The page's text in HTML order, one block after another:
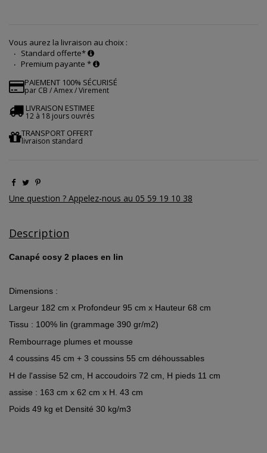
Vous aurez la livraison au choix :
Standard offerte*
Premium payante *
PAIEMENT 100% SÉCURISÉ
par CB / Amex / Virement
LIVRAISON ESTIMEE
12 à 18 jours ouvrés
TRANSPORT OFFERT
livraison standard
Une question ? Appelez-nous au 05 59 19 10 38
Description
Canapé cosy 2 places en lin
Dimensions :
Largeur 182 cm x Profondeur 95 cm x Hauteur 68 cm
Tissu : 100% lin (grammage 390 gr/m2)
Rembourrage plumes et mousse
4 coussins 45 cm + 3 coussins 55 cm déhoussables
H de l'assise 52 cm, H accoudoirs 72 cm, H pieds 11 cm
assise : 163 cm x 62 cm x H. 43 cm
Poids 49 kg et Densité 30 kg/m3